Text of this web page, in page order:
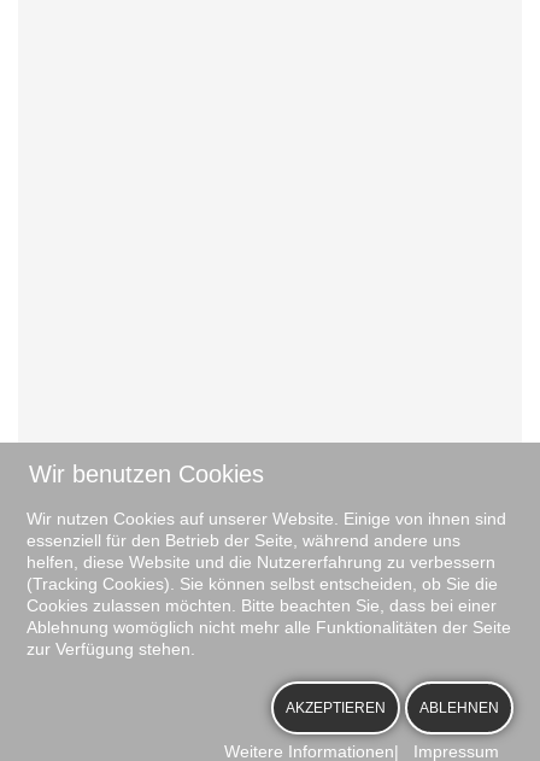
Seite)
1. Februar 202521:00
Powered byiCagenda
Wir benutzen Cookies
Wir nutzen Cookies auf unserer Website. Einige von ihnen sind
essenziell für den Betrieb der Seite, während andere uns
helfen, diese Website und die Nutzererfahrung zu verbessern
(Tracking Cookies). Sie können selbst entscheiden, ob Sie die
Cookies zulassen möchten. Bitte beachten Sie, dass bei einer
Ablehnung womöglich nicht mehr alle Funktionalitäten der Seite
zur Verfügung stehen.
AKZEPTIEREN ABLEHNEN
Weitere Informationen| Impressum